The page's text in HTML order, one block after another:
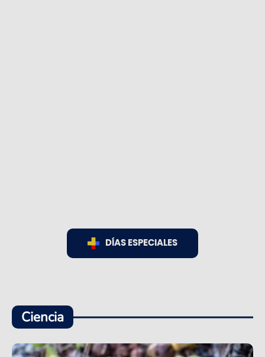
DÍAS ESPECIALES
Ciencia